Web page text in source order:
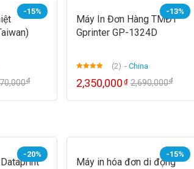
-15%
₫
-13%
Máy In Đơn Hàng TMĐT
Gprinter GP-1324D
hạng5.005
(2) - China
2,350,000₫ 2,690,000₫
-20% -15%
Máy in hóa đơn di động